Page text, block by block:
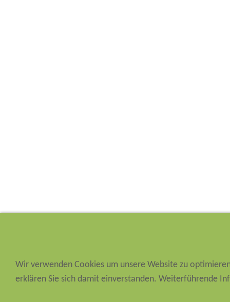
Wir verwenden Cookies um unsere Website zu
erklären Sie sich damit einverstanden. Weiterführende